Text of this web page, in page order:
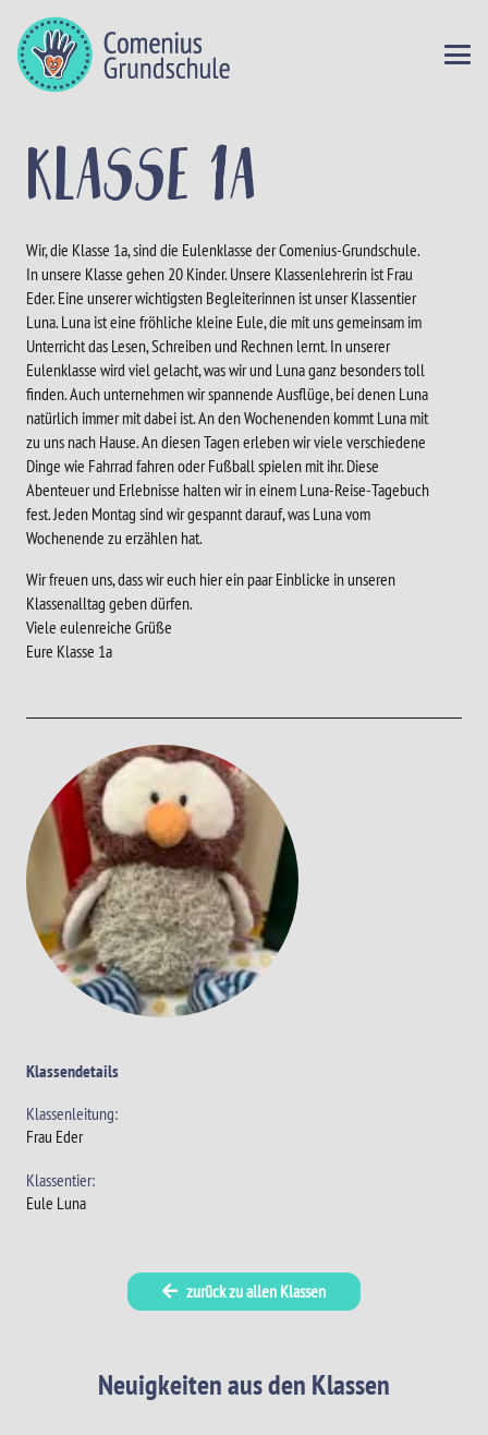
Klasse 1a
Wir, die Klasse 1a, sind die Eulenklasse der Comenius-Grundschule.
In unsere Klasse gehen 20 Kinder. Unsere Klassenlehrerin ist Frau
Eder. Eine unserer wichtigsten Begleiterinnen ist unser Klassentier
Luna. Luna ist eine fröhliche kleine Eule, die mit uns gemeinsam im
Unterricht das Lesen, Schreiben und Rechnen lernt. In unserer
Eulenklasse wird viel gelacht, was wir und Luna ganz besonders toll
finden. Auch unternehmen wir spannende Ausflüge, bei denen Luna
natürlich immer mit dabei ist. An den Wochenenden kommt Luna mit
zu uns nach Hause. An diesen Tagen erleben wir viele verschiedene
Dinge wie Fahrrad fahren oder Fußball spielen mit ihr. Diese
Abenteuer und Erlebnisse halten wir in einem Luna-Reise-Tagebuch
fest. Jeden Montag sind wir gespannt darauf, was Luna vom
Wochenende zu erzählen hat.
Wir freuen uns, dass wir euch hier ein paar Einblicke in unseren
Klassenalltag geben dürfen.
Viele eulenreiche Grüße
Eure Klasse 1a
Klassendetails
Klassenleitung:
Frau Eder
Klassentier:
Eule Luna
zurück zu allen Klassen
Neuigkeiten aus den Klassen